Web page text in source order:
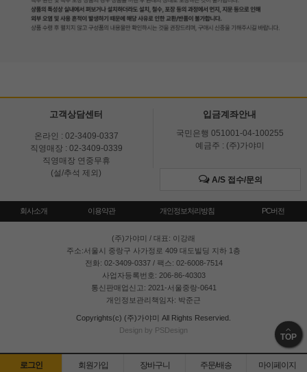
고객상담센터
온라인 : 02-3409-0337
직영매장 : 02-3409-0339
직영매장 연중무휴
(설/추석 제외)
입금계좌안내
국민은행 051001-04-100255
예금주 : (주)가야미
A/S 접수/문의
회사소개 이용약관 개인정보처리방침 PC버전
(주)가야미
/ 대표: 이강래
주소:서울시 중랑구 사가정로 409 대도빌딩 지하 1층
전화: 02-3409-0337 / 팩스: 02-6008-7514
사업자등록번호: 206-86-40303
통신판매업신고: 2021-서울중랑-0641
개인정보관리책임자: 박준근
Copyrights(c) (주)가야미 All Rights Reservied.
Design by PSDesign
TOP
로그인 회원가입 장바구니 주문/배송 마이페이지